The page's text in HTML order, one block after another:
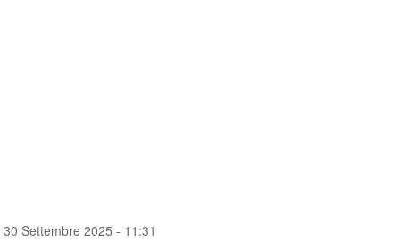
30 Settembre 2025 - 11:31